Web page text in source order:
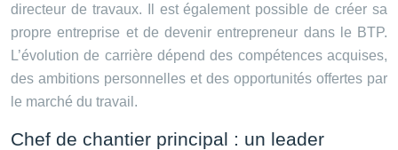
directeur de travaux. Il est également possible de créer sa
propre entreprise et de devenir entrepreneur dans le BTP.
L’évolution de carrière dépend des compétences acquises,
des ambitions personnelles et des opportunités offertes par
le marché du travail.
Chef de chantier principal : un leader